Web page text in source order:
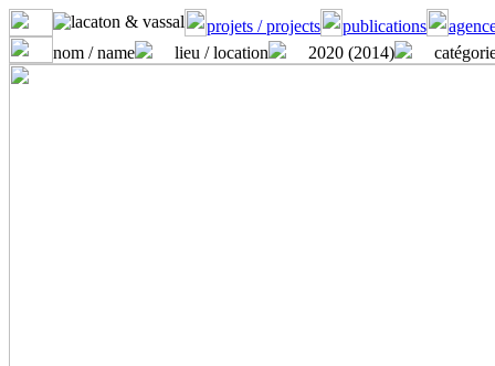
projets / projects publications
nom / name
lieu / location 2020 (2014)